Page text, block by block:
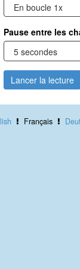
Pause entre les
Lancer la lecture
Français